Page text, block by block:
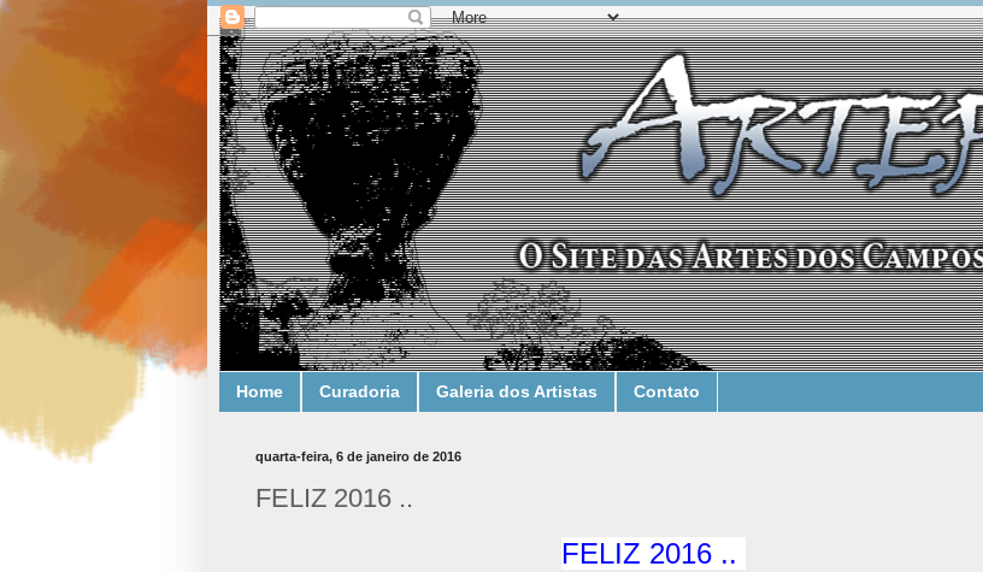
Home Curadoria Galeria dos Artistas Contato
quarta-feira, 6 de janeiro de 2016
FELIZ 2016 ..
FELIZ 2016 ..